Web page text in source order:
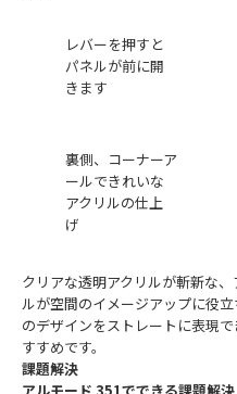
レバーを押すと
パネルが前に開
きます
裏側、コーナーア
ールできれいな
アクリルの仕上
げ
クリアな透明アクリルが斬新な
ルが空間のイメージアップに役
のデザインをストレートに表現
すすめです。
課題解決
アルモード 351でできる課題解決